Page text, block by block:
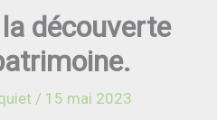
découverte
/ 15 mai 2023